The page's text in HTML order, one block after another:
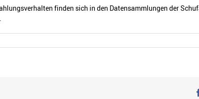
finden sich in den Datensammlungen der